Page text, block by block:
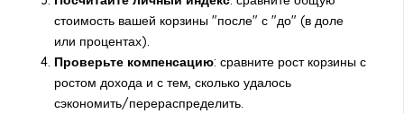
стоимость вашей корзины "после" с "до" (в доле
или процентах).
Проверьте компенсацию: сравните рост корзины с
ростом дохода и с тем, сколько удалось
сэкономить/перераспределить.